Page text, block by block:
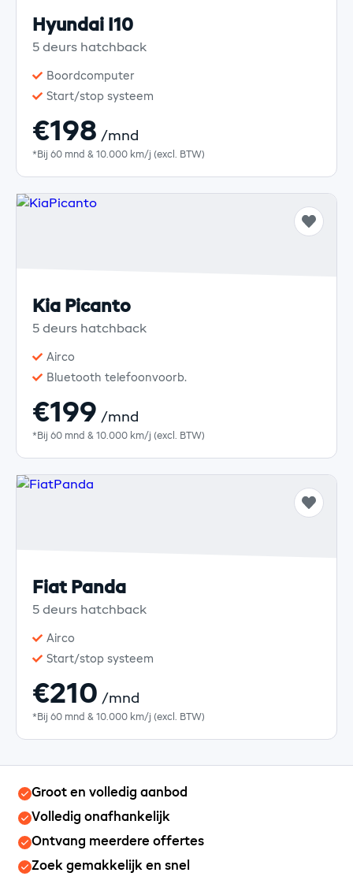
Hyundai I10
5 deurs hatchback
Boordcomputer
Start/stop systeem
€198 /mnd
*Bij 60 mnd & 10.000 km/j (excl. BTW)
Kia Picanto
5 deurs hatchback
Airco
Bluetooth telefoonvoorb.
€199 /mnd
*Bij 60 mnd & 10.000 km/j (excl. BTW)
Fiat Panda
5 deurs hatchback
Airco
Start/stop systeem
€210 /mnd
*Bij 60 mnd & 10.000 km/j (excl. BTW)
Groot en volledig aanbod
Volledig onafhankelijk
Ontvang meerdere offertes
Zoek gemakkelijk en snel